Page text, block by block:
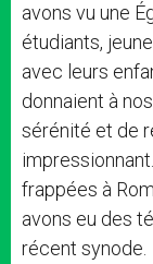
avons vu une
étudiants,
avec leurs
donnaient à
sérénité et de
frappées à
avons eu des
récent synode.